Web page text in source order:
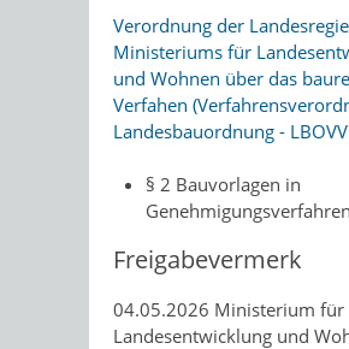
Verordnung der
Ministeriums für
und Wohnen über das
Verfahen
Landesbauordnung -
§ 2 Bauvorlagen in
Genehmigungsverfahren
Freigabevermerk
04.05.2026 Ministerium für
Landesentwicklung und